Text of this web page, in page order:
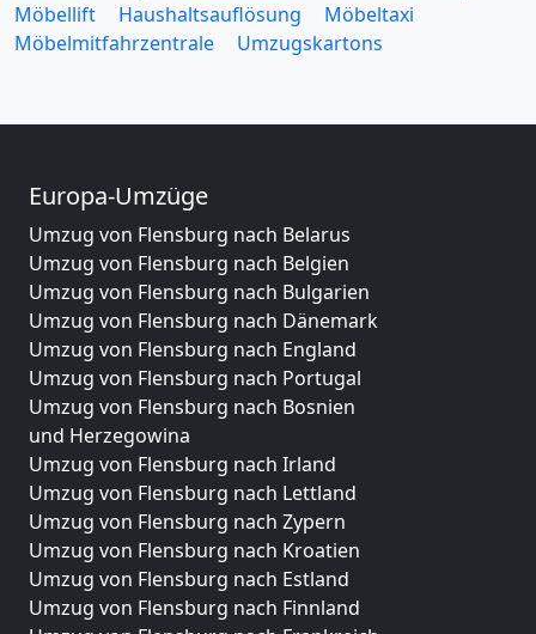
Möbellift
Haushaltsauflösung
Möbeltaxi
Möbelmitfahrzentrale
Umzugskartons
Europa-Umzüge
Umzug von Flensburg nach Belarus
Umzug von Flensburg nach Belgien
Umzug von Flensburg nach Bulgarien
Umzug von Flensburg nach Dänemark
Umzug von Flensburg nach England
Umzug von Flensburg nach Portugal
Umzug von Flensburg nach Bosnien
und Herzegowina
Umzug von Flensburg nach Irland
Umzug von Flensburg nach Lettland
Umzug von Flensburg nach Zypern
Umzug von Flensburg nach Kroatien
Umzug von Flensburg nach Estland
Umzug von Flensburg nach Finnland